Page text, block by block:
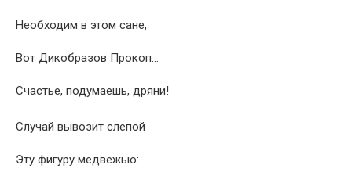
Необходим в этом сане,
Вот Дикобразов Прокоп…
Счастье, подумаешь, дряни!
Случай вывозит слепой
Эту фигуру медвежью: